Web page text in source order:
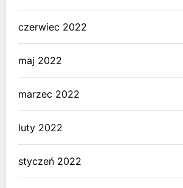
czerwiec 2022
maj 2022
marzec 2022
luty 2022
styczeń 2022